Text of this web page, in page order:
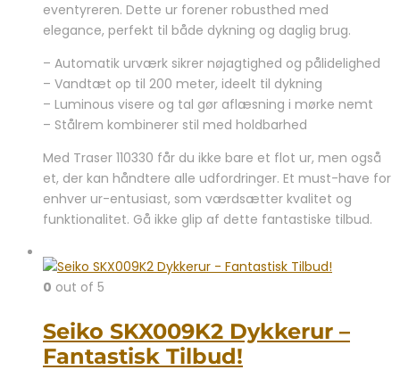
var:
11.999,00 kr..
er:
9.995,00 kr..
eventyreren. Dette ur forener robusthed med
elegance, perfekt til både dykning og daglig brug.
– Automatik urværk sikrer nøjagtighed og pålidelighed
– Vandtæt op til 200 meter, ideelt til dykning
– Luminous visere og tal gør aflæsning i mørke nemt
– Stålrem kombinerer stil med holdbarhed
Med Traser 110330 får du ikke bare et flot ur, men også
et, der kan håndtere alle udfordringer. Et must-have for
enhver ur-entusiast, som værdsætter kvalitet og
funktionalitet. Gå ikke glip af dette fantastiske tilbud.
0 out of 5
Seiko SKX009K2 Dykkerur –
Fantastisk Tilbud!